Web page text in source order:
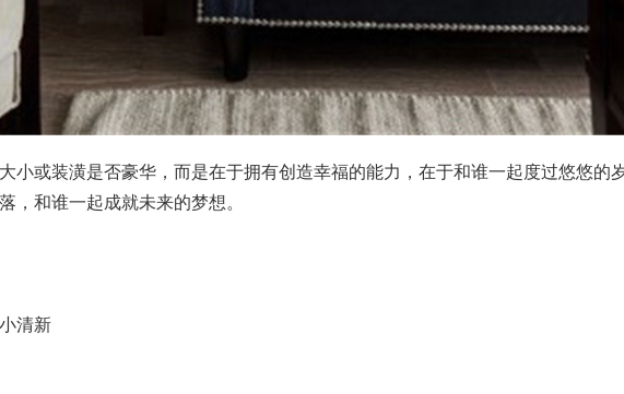
小或装潢是否豪华，而是在于拥有创造幸福的能力，在于和谁一起度过悠悠的
，和谁一起成就未来的梦想。
清新